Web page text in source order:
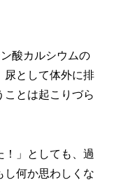
酸カルシウムの
尿として体外に排
ことは起こりづら
！」としても、過
し何か思わしくな